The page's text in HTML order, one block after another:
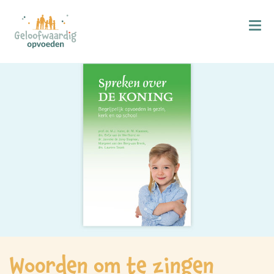
Kind & Geloof
Ontwikkelingsfasen
Woorden om te zingen